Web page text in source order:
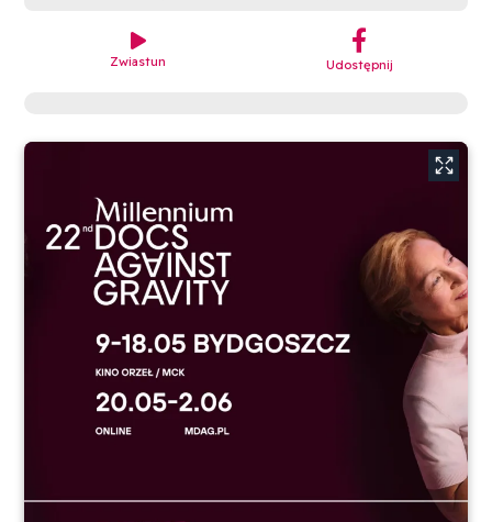

Zwiastun
︁
Udostępnij